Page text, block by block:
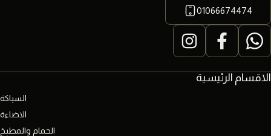
الاقسام الرئيسية
السباكة
الاضاءة
الحمام والمطبخ
01066674474